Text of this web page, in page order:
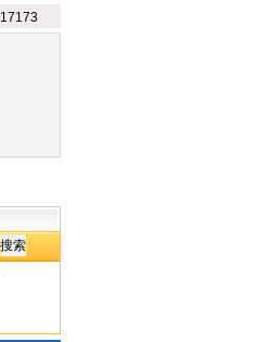
17173